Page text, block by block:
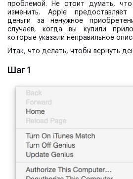
проблемой. Не стоит думать,
изменить. Apple предоставляет
деньги за ненужное
случаев, когда вы купили
которые указали неправильное
Итак, что делать, чтобы вернуть
Шаг 1